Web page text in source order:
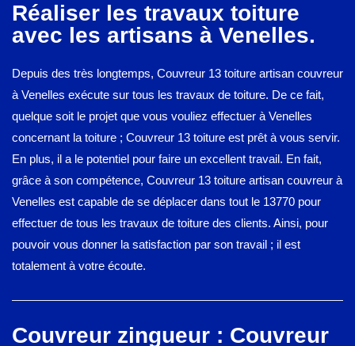
Réaliser les travaux toiture
avec les artisans à Venelles.
Depuis des très longtemps, Couvreur 13 toiture artisan couvreur
à Venelles exécute sur tous les travaux de toiture. De ce fait,
quelque soit le projet que vous vouliez effectuer à Venelles
concernant la toiture ; Couvreur 13 toiture est prêt à vous servir.
En plus, il a le potentiel pour faire un excellent travail. En fait,
grâce à son compétence, Couvreur 13 toiture artisan couvreur à
Venelles est capable de se déplacer dans tout le 13770 pour
effectuer de tous les travaux de toiture des clients. Ainsi, pour
pouvoir vous donner la satisfaction par son travail ; il est
totalement à votre écoute.
Couvreur zingueur : Couvreur